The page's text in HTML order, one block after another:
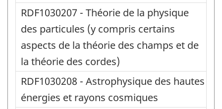
RDF1030207 - Théorie de la physique
des particules (y compris certains
aspects de la théorie des champs et de
la théorie des cordes)
RDF1030208 - Astrophysique des hautes
énergies et rayons cosmiques